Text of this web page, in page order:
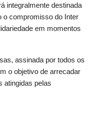
integralmente destinada
o compromisso do Inter
em momentos
assinada por todos os
o objetivo de arrecadar
atingidas pelas